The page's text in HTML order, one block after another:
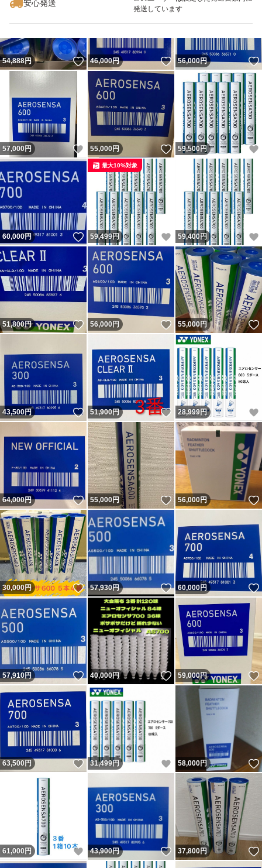
安心発送
発送しています
54,888円 いいね！
46,000円 いいね！
56,000円
57,000円 いいね！
55,000円 いいね！
59,500円
60,000円 いいね！
59,499円 いいね！
最大10%対象
59,400円
51,800円 いいね！
56,000円 いいね！
55,000円
43,500円 いいね！
51,900円 いいね！
28,999円
64,000円 いいね！
55,000円 いいね！
56,000円
30,000円 いいね！
57,930円 いいね！
60,000円
57,910円 いいね！
40,000円 いいね！
59,000円
63,500円 いいね！
31,499円 いいね！
58,000円
61,000 円 いいね！
43,900円 いいね！
37,800円